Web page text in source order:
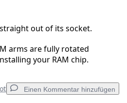
out of its socket.
arms are fully rotated
your RAM chip.
Einen Kommentar hinzufügen